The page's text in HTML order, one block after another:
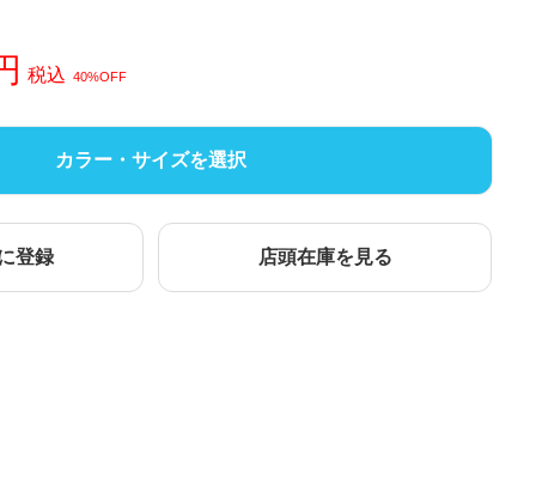
税込 40%OFF
カラー・サイズを選択
登録 店頭在庫を見る